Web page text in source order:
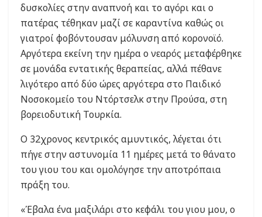
δυσκολίες στην αναπνοή και το αγόρι και ο
πατέρας τέθηκαν μαζί σε καραντίνα καθώς οι
γιατροί φοβόντουσαν μόλυνση από κορονοϊό.
Αργότερα εκείνη την ημέρα ο νεαρός μεταφέρθηκε
σε μονάδα εντατικής θεραπείας, αλλά πέθανε
λιγότερο από δύο ώρες αργότερα στο Παιδικό
Νοσοκομείο του Ντόρτσελκ στην Προύσα, στη
βορειοδυτική Τουρκία.
Ο 32χρονος κεντρικός αμυντικός, λέγεται ότι
πήγε στην αστυνομία 11 ημέρες μετά το θάνατο
του γιου του και ομολόγησε την αποτρόπαια
πράξη του.
«Έβαλα ένα μαξιλάρι στο κεφάλι του γιου μου, ο